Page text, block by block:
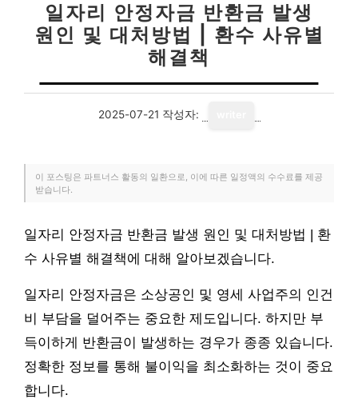
일자리 안정자금 반환금 발생
원인 및 대처방법 | 환수 사유별
해결책
2025-07-21 작성자:
이 포스팅은 파트너스 활동의 일환으로, 이에 따른 일정액의 수수료를 제공
받습니다.
일자리 안정자금 반환금 발생 원인 및 대처방법 | 환
수 사유별 해결책에 대해 알아보겠습니다.
일자리 안정자금은 소상공인 및 영세 사업주의 인건
비 부담을 덜어주는 중요한 제도입니다. 하지만 부
득이하게 반환금이 발생하는 경우가 종종 있습니다.
정확한 정보를 통해 불이익을 최소화하는 것이 중요
합니다.